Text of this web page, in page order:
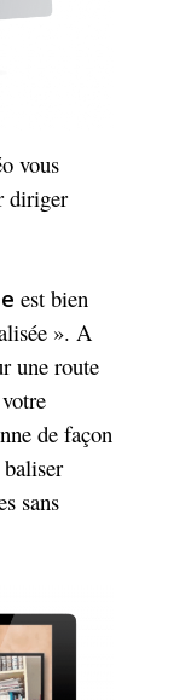
vous
diriger
est bien
». A
une route
de façon
sans